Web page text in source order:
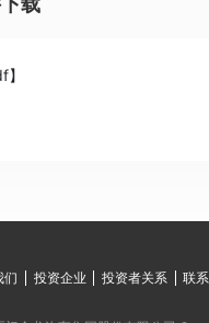
】
们 投资企业 投资者关系 联